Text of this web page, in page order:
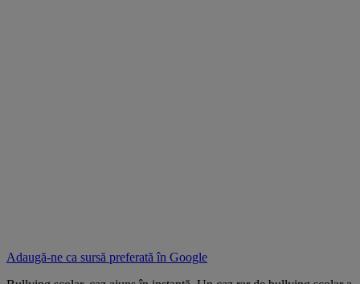
Adaugă-ne ca sursă preferată în Google